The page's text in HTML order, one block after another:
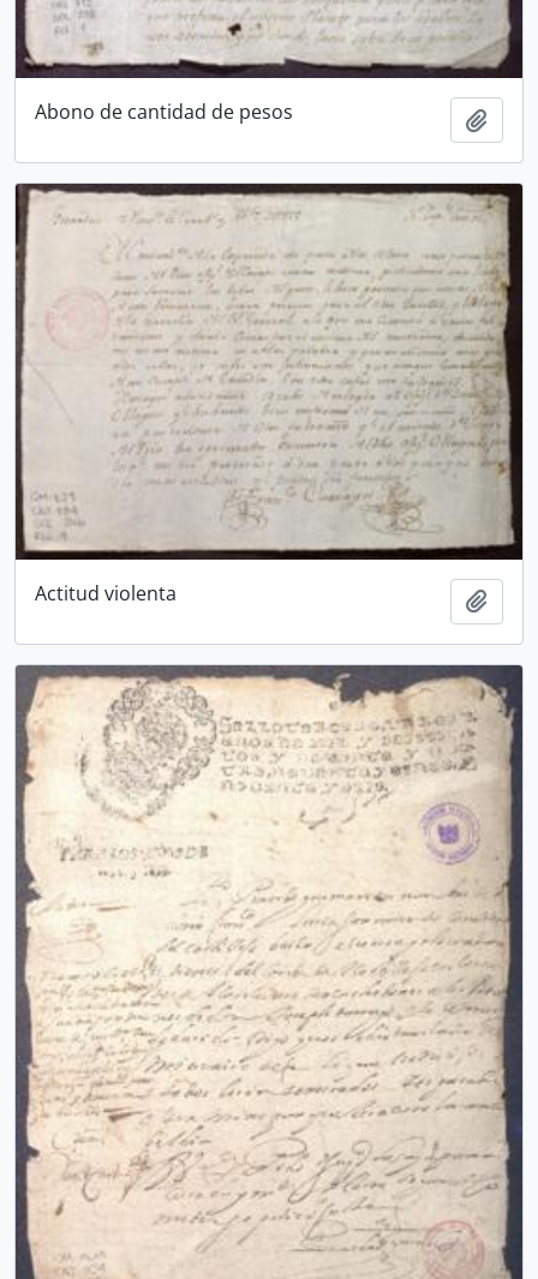
Abono de cantidad de pesos
Actitud violenta